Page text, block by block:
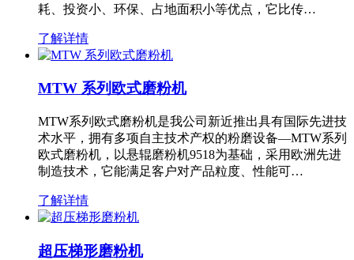
耗、投资小、环保、占地面积小等优点，它比传…
了解详情
MTW 系列欧式磨粉机
MTW系列欧式磨粉机是我公司新近推出具有国际先进技
术水平，拥有多项自主技术产权的粉磨设备—MTW系列
欧式磨粉机，以悬辊磨粉机9518为基础，采用欧洲先进
制造技术，它能满足客户对产品粒度、性能可…
了解详情
超压梯形磨粉机